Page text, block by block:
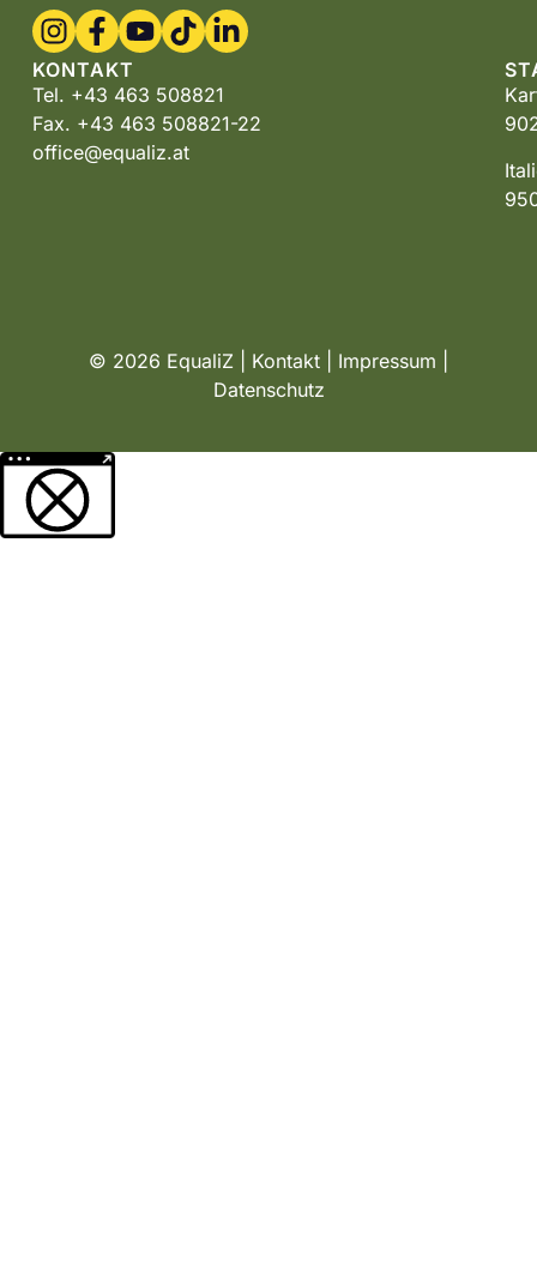
KONTAKT
Tel. +43 463 508821
Fax. +43 463 508821-22
office@equaliz.at
© 2026 EqualiZ | Kontakt Impressum
Datenschutz
Weitere Informationen über den gesperrten Inhalt.